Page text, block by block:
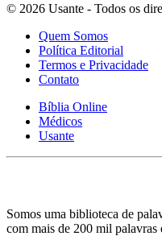
© 2026 Usante - Todos os
Quem Somos
Política Editorial
Termos e Privacidade
Contato
Bíblia Online
Médicos
Usante
Somos uma biblioteca de
com mais de 200 mil palavras